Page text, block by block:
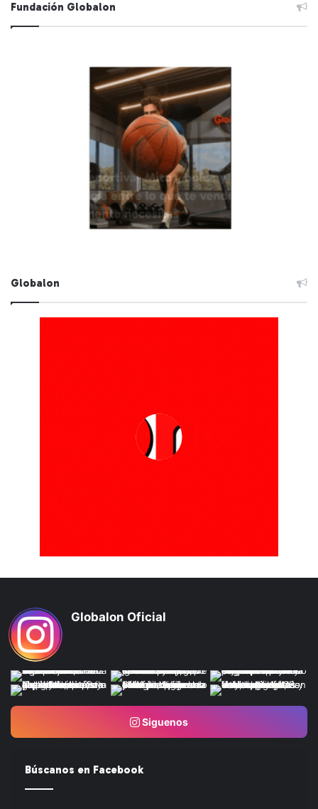
Fundación Globalon
Globalon
Globalon Oficial
Siguenos
Búscanos en Facebook